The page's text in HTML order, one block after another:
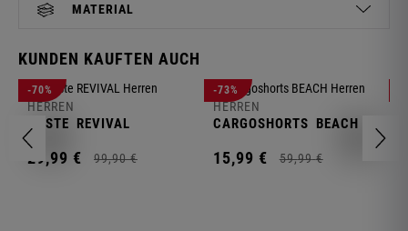
MATERIAL
KUNDEN KAUFTEN AUCH
-70%
HERREN
WESTE REVIVAL
29,99 € 99,90 €
-73%
HERREN
CARGOSHORTS BEACH
15,99 € 59,99 €